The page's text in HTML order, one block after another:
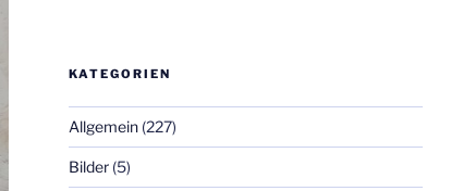
KATEGORIEN
Allgemein(227)
Bilder(5)